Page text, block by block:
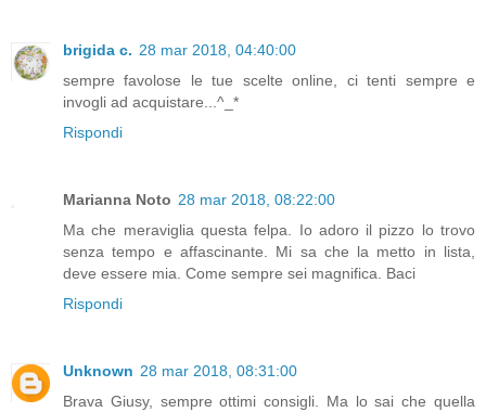
brigida c. 28 mar 2018, 04:40:00
sempre favolose le tue scelte online, ci tenti sempre e
invogli ad acquistare...^_*
Rispondi
Marianna Noto 28 mar 2018, 08:22:00
Ma che meraviglia questa felpa. Io adoro il pizzo lo trovo
senza tempo e affascinante. Mi sa che la metto in lista,
deve essere mia. Come sempre sei magnifica. Baci
Rispondi
Unknown 28 mar 2018, 08:31:00
Brava Giusy, sempre ottimi consigli. Ma lo sai che quella